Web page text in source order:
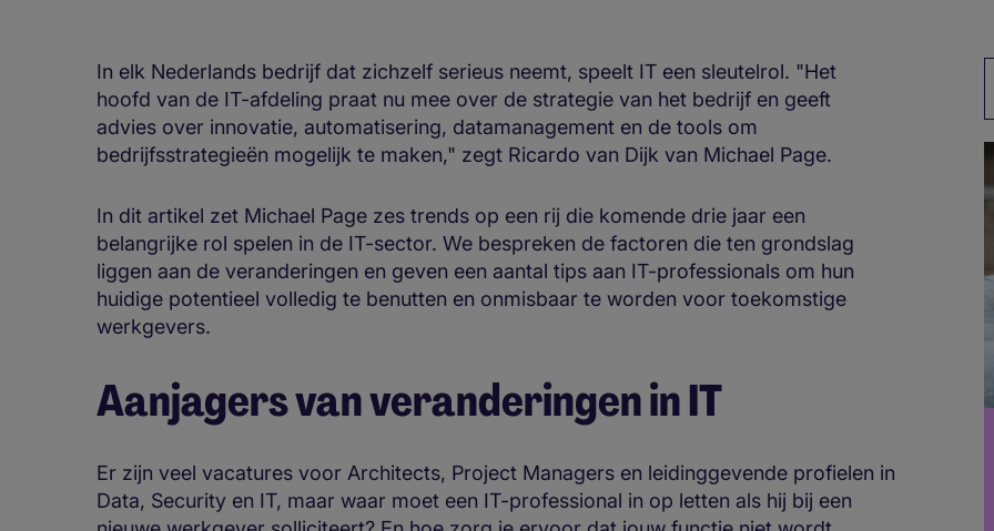
In elk Nederlands bedrijf dat zichzelf serieus neemt, speelt IT een sleutelrol. "Het
hoofd van de IT-afdeling praat nu mee over de strategie van het bedrijf en geeft
advies over innovatie, automatisering, datamanagement en de tools om
bedrijfsstrategieën mogelijk te maken," zegt Ricardo van Dijk van Michael Page.
In dit artikel zet Michael Page zes trends op een rij die komende drie jaar een
belangrijke rol spelen in de IT-sector. We bespreken de factoren die ten grondslag
liggen aan de veranderingen en geven een aantal tips aan IT-professionals om hun
huidige potentieel volledig te benutten en onmisbaar te worden voor toekomstige
werkgevers.
Aanjagers van veranderingen in IT
Er zijn veel vacatures voor Architects, Project Managers en leidinggevende profielen in
Data, Security en IT, maar waar moet een IT-professional in op letten als hij bij een